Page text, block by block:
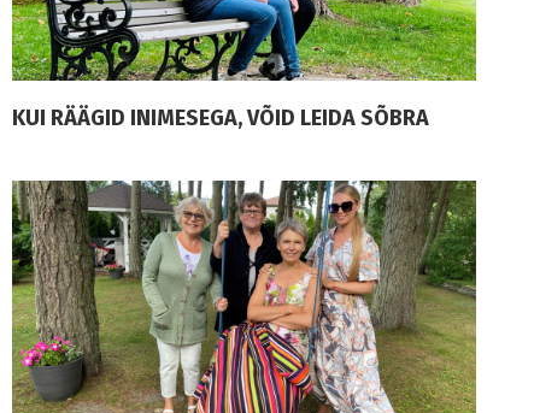
KUI RÄÄGID INIMESEGA, VÕID LEIDA SÕBRA